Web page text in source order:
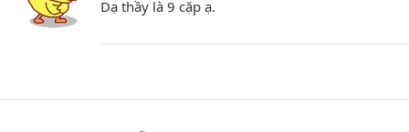
Dạ thầy là 9 cặp ạ.